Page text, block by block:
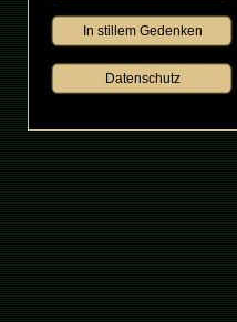
 In stillem Gedenken 
Datenschutz